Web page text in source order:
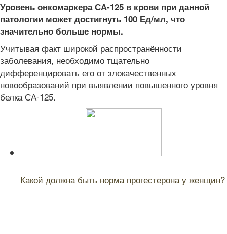
Уровень онкомаркера СА-125 в крови при данной
патологии может достигнуть 100 Ед/мл, что
значительно больше нормы.
Учитывая факт широкой распространённости
заболевания, необходимо тщательно
дифференцировать его от злокачественных
новообразований при выявлении повышенного уровня
белка СА-125.
Какой должна быть норма прогестерона у женщин?